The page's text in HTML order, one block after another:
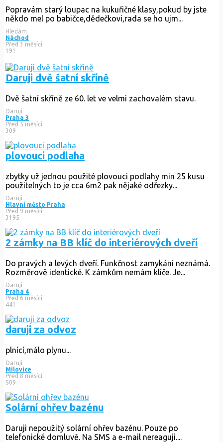
Popravám starý loupac na kukuřičné klasy,pokud by jste
někdo mel po babičce,dědečkovi,rada se ho ujm...
Hledám
Náchod
Před 3 měsíci
191
Daruji dvě šatní skříně
Dvě šatní skříně ze 60. let ve velmi zachovalém stavu.
Daruji
Praha 3
Před 5 měsíci
309
plovouci podlaha
zbytky už jednou použité plovouci podlahy min 25 kusu
použitelných to je cca 6m2 pak nějaké odřezky...
Daruji
Hlavní město Praha
Před 9 měsíci
3195
2 zámky na BB klíč do interiérových dveří
Do pravých a levých dveří. Funkčnost zamykání neznámá.
Rozměrově identické. K zámkům nemám klíče. Je...
Daruji
Praha 4
Před 6 měsíci
441
daruji za odvoz
plnící,málo plynu...
Daruji
Milovice
Před 8 měsíci
509
Solární ohřev bazénu
Daruji nepoužitý solární ohřev bazénu. Pouze po
telefonické domluvě. Na SMS a e-mail nereaguji....